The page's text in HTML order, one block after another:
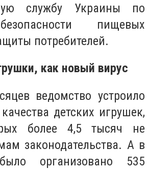
службу Украины по
пищевых
потребителей.
как новый вирус
ведомство устроило
детских игрушек,
более 4,5 тысяч не
законодательства. А в
организовано 535